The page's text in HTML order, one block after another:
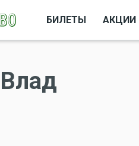
БИЛЕТЫ АКЦИИ